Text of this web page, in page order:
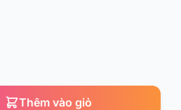
Thêm vào giỏ